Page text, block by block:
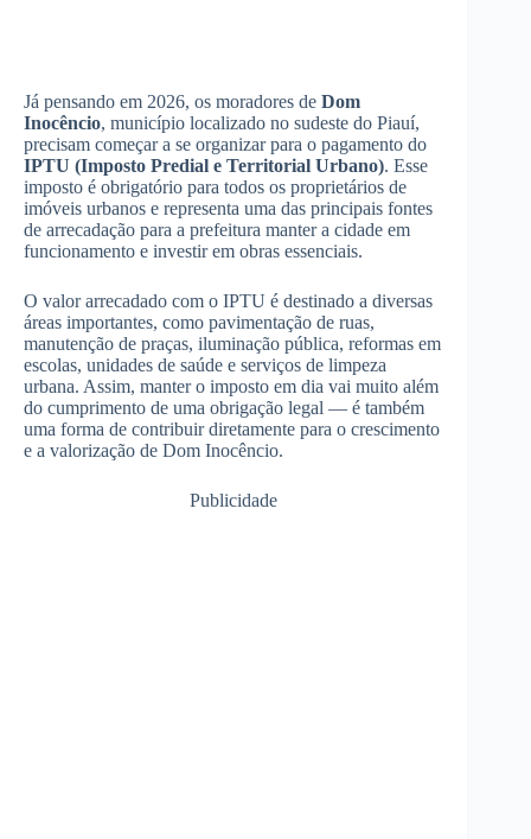
Já pensando em 2026, os moradores de Dom
Inocêncio, município localizado no sudeste do Piauí,
precisam começar a se organizar para o pagamento do
IPTU (Imposto Predial e Territorial Urbano). Esse
imposto é obrigatório para todos os proprietários de
imóveis urbanos e representa uma das principais fontes
de arrecadação para a prefeitura manter a cidade em
funcionamento e investir em obras essenciais.
O valor arrecadado com o IPTU é destinado a diversas
áreas importantes, como pavimentação de ruas,
manutenção de praças, iluminação pública, reformas em
escolas, unidades de saúde e serviços de limpeza
urbana. Assim, manter o imposto em dia vai muito além
do cumprimento de uma obrigação legal — é também
uma forma de contribuir diretamente para o crescimento
e a valorização de Dom Inocêncio.
Publicidade